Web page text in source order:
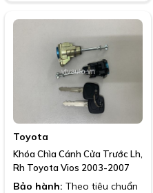
Toyota
Khóa Chìa Cánh Cửa Trước Lh,
Rh Toyota Vios 2003-2007
Bảo hành: Theo tiêu chuẩn